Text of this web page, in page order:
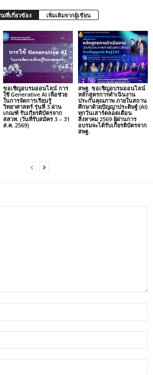
มที่เกี่ยวข้อง เพิ่มเติมจากผู้เขียน
ขอเชิญอบรมออนไลน์ การ
ใช้ Generative AI เพื่อช่วย
ในการจัดการเรียนรู้
วิทยาศาสตร์ รุ่นที่ 3 ผ่าน
เกณฑ์ รับเกียรติบัตรจาก
สสวท. (วันที่รับสมัคร 3 – 31
ส.ค. 2569)
สพฐ. ขอเชิญอบรมออนไลน์
หลักสูตรการดำเนินงาน
ประกันคุณภาพ ภายในสถาน
ศึกษาด้วยปัญญาประดิษฐ์ (AI)
ทุกวันเสาร์ตลอดเดือน
สิงหาคม 2569 ผู้ผ่านการ
อบรมจะได้รับเกียรติบัตรจาก
สพฐ.